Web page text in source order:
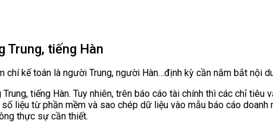
Trung, tiếng Hàn
kế toán là người Trung, người Hàn…định kỳ cần nắm bắt nội
tiếng Hàn. Tuy nhiên, trên báo cáo tài chính thì các chỉ
liệu từ phần mềm và sao chép dữ liệu vào mẫu báo cáo
thực sự cần thiết.